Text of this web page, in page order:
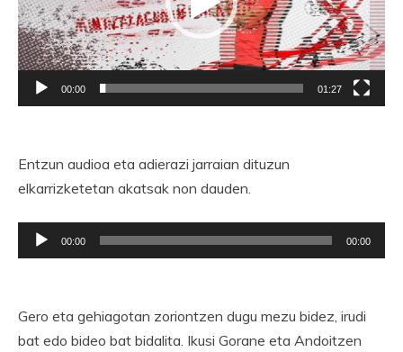
00:00 01:27
Entzun audioa eta adierazi jarraian dituzun
elkarrizketetan akatsak non dauden.
Soinu
erreproduzigailua
00:00 00:00
Gero eta gehiagotan zoriontzen dugu mezu bidez, irudi
bat edo bideo bat bidalita. Ikusi Gorane eta Andoitzen